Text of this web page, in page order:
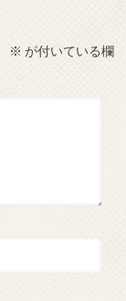
※ が付いている欄